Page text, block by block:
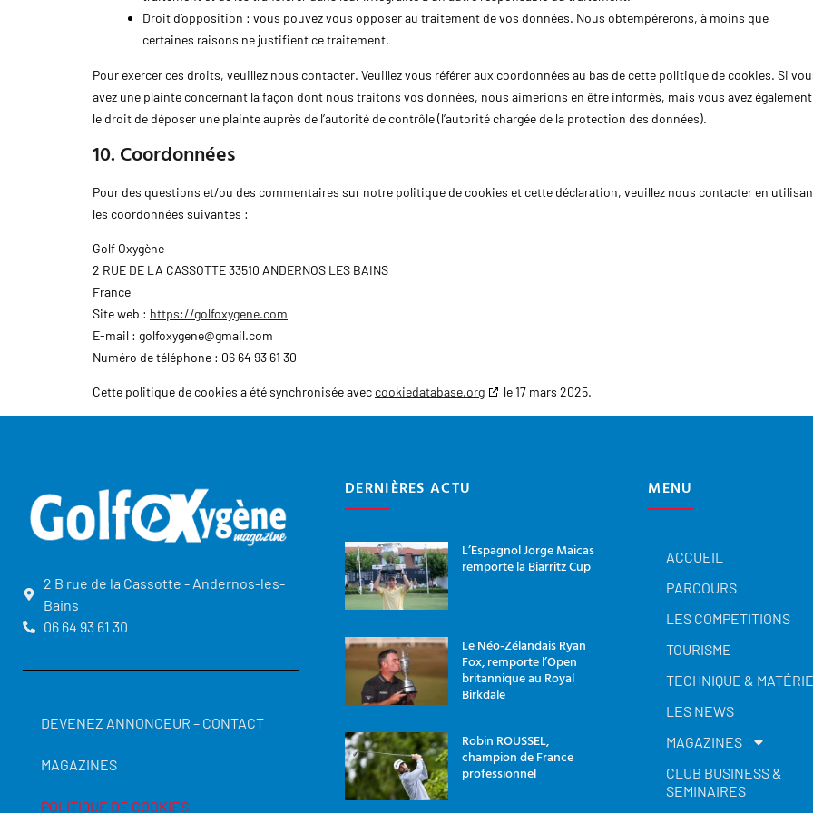
Droit d’opposition : vous pouvez vous opposer au traitement de vos données. Nous obtempérerons, à moins que
certaines raisons ne justifient ce traitement.
Pour exercer ces droits, veuillez nous contacter. Veuillez vous référer aux coordonnées au bas de cette politique de cookies. Si
avez une plainte concernant la façon dont nous traitons vos données, nous aimerions en être informés, mais vous avez également
le droit de déposer une plainte auprès de l’autorité de contrôle (l’autorité chargée de la protection des données).
10. Coordonnées
Pour des questions et/ou des commentaires sur notre politique de cookies et cette déclaration, veuillez nous contacter en
les coordonnées suivantes :
Golf Oxygène
2 RUE DE LA CASSOTTE 33510 ANDERNOS LES BAINS
France
Site web : https://golfoxygene.com
E-mail : golfoxygene@gmail.com
Numéro de téléphone : 06 64 93 61 30
Cette politique de cookies a été synchronisée avec cookiedatabase.org le 17 mars 2025.
2 B rue de la Cassotte - Andernos-les-
Bains
06 64 93 61 30
DEVENEZ ANNONCEUR – CONTACT
MAGAZINES
POLITIQUE DE COOKIES
DERNIÈRES ACTU
L’Espagnol Jorge Maicas
remporte la Biarritz Cup
Le Néo-Zélandais Ryan
Fox, remporte l’Open
britannique au Royal
Birkdale
Robin ROUSSEL,
champion de France
professionnel
MENU
ACCUEIL
PARCOURS
LES COMPETITIONS
TOURISME
TECHNIQUE &
LES NEWS
MAGAZINES
CLUB BUSINESS &
SEMINAIRES